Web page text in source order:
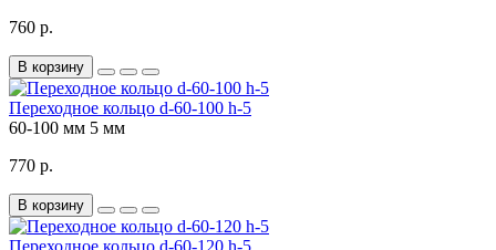
760 р.
В корзину
Переходное кольцо d-60-100 h-5
60-100 мм 5 мм
770 р.
В корзину
Переходное кольцо d-60-120 h-5